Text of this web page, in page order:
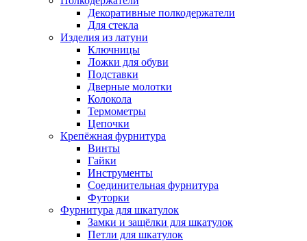
Декоративные полкодержатели
Для стекла
Изделия из латуни
Ключницы
Ложки для обуви
Подставки
Дверные молотки
Колокола
Термометры
Цепочки
Крепёжная фурнитура
Винты
Гайки
Инструменты
Соединительная фурнитура
Футорки
Фурнитура для шкатулок
Замки и защёлки для шкатулок
Петли для шкатулок